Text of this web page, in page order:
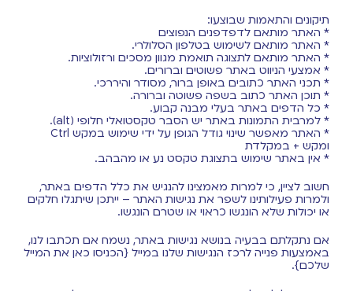
תיקונים והתאמות שבוצעו:
* האתר מותאם לדפדפנים הנפוצים
* האתר מותאם לשימוש בטלפון הסלולרי.
* האתר מותאם לתצוגה תואמת מגוון מסכים ורזולוציות.
* אמצעי הניווט באתר פשוטים וברורים.
* תכני האתר כתובים באופן ברור, מסודר והיררכי.
* תוכן האתר כתוב בשפה פשוטה וברורה.
* כל הדפים באתר בעלי מבנה קבוע.
* למרבית התמונות באתר יש הסבר טקסטואלי חלופי (alt).
* האתר מאפשר שינוי גודל הגופן על ידי שימוש במקש Ctrl
ומקש + במקלדת
* אין באתר שימוש בתצוגת טקסט נע או מהבהב.
חשוב לציין, כי למרות מאמצינו להנגיש את כלל הדפים באתר,
ולמרות פעילותינו לשפר את נגישות האתר – ייתכן שיתגלו חלקים
או יכולות שלא הונגשו כראוי או שטרם הונגשו.
אם נתקלתם בבעיה בנושא נגישות באתר, נשמח אם תכתבו לנו,
באמצעות פנייה לרכז הנגישות שלנו במייל {הכניסו כאן את המייל
שלכם}.